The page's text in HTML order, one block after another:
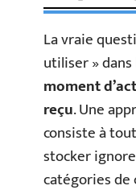
La vraie
utiliser » dans
moment
reçu. Une
consiste à
stocker
catégories de